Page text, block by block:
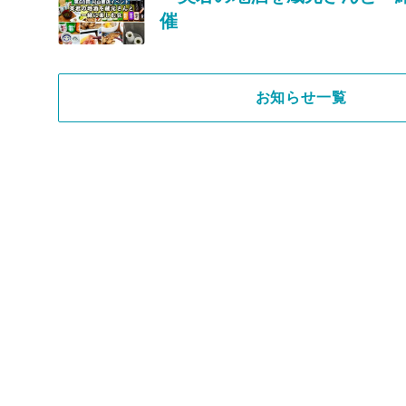
催
お知らせ一覧